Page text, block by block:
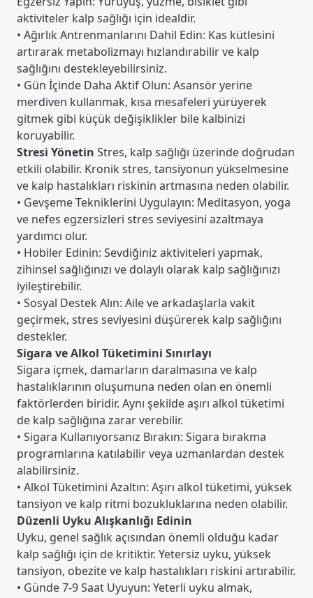
aktiviteler kalp sağlığı için idealdir.
• Ağırlık Antrenmanlarını Dahil Edin: Kas kütlesini
artırarak metabolizmayı hızlandırabilir ve kalp
sağlığını destekleyebilirsiniz.
• Gün İçinde Daha Aktif Olun: Asansör yerine
merdiven kullanmak, kısa mesafeleri yürüyerek
gitmek gibi küçük değişiklikler bile kalbinizi
koruyabilir.
Stresi Yönetin Stres, kalp sağlığı üzerinde doğrudan
etkili olabilir. Kronik stres, tansiyonun yükselmesine
ve kalp hastalıkları riskinin artmasına neden olabilir.
• Gevşeme Tekniklerini Uygulayın: Meditasyon, yoga
ve nefes egzersizleri stres seviyesini azaltmaya
yardımcı olur.
• Hobiler Edinin: Sevdiğiniz aktiviteleri yapmak,
zihinsel sağlığınızı ve dolaylı olarak kalp sağlığınızı
iyileştirebilir.
• Sosyal Destek Alın: Aile ve arkadaşlarla vakit
geçirmek, stres seviyesini düşürerek kalp sağlığını
destekler.
Sigara ve Alkol Tüketimini Sınırlayı
Sigara içmek, damarların daralmasına ve kalp
hastalıklarının oluşumuna neden olan en önemli
faktörlerden biridir. Aynı şekilde aşırı alkol tüketimi
de kalp sağlığına zarar verebilir.
• Sigara Kullanıyorsanız Bırakın: Sigara bırakma
programlarına katılabilir veya uzmanlardan destek
alabilirsiniz.
• Alkol Tüketimini Azaltın: Aşırı alkol tüketimi, yüksek
tansiyon ve kalp ritmi bozukluklarına neden olabilir.
Düzenli Uyku Alışkanlığı Edinin
Uyku, genel sağlık açısından önemli olduğu kadar
kalp sağlığı için de kritiktir. Yetersiz uyku, yüksek
tansiyon, obezite ve kalp hastalıkları riskini artırabilir.
• Günde 7-9 Saat Uyuyun: Yeterli uyku almak,